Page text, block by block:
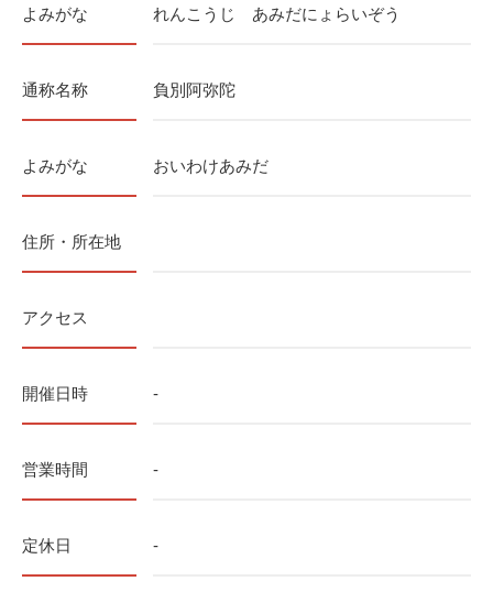
よみがな れんこうじ あみだにょらいぞう
通称名称 負別阿弥陀
よみがな おいわけあみだ
住所・所在地
アクセス
開催日時 -
営業時間 -
定休日 -